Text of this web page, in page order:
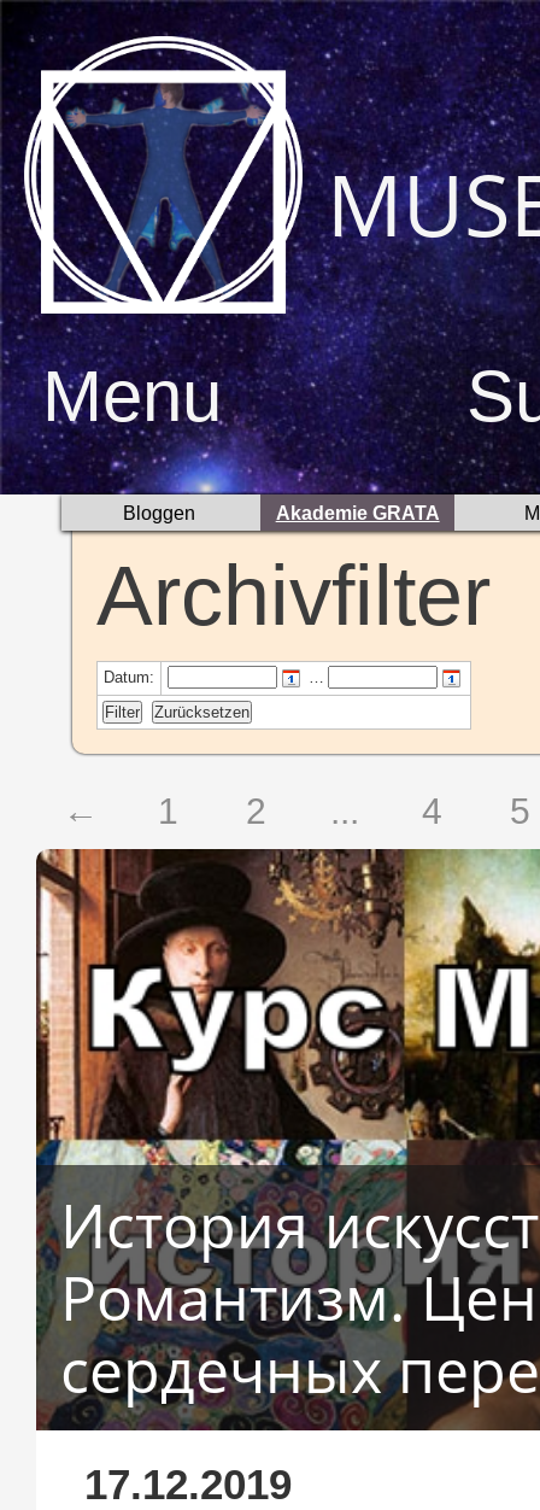
Menu
Bloggen Akademie GRATA
Archivfilter
Datum: …
← 1 2 ... 4 5
История
Романтизм.
сердечных
17.12.2019